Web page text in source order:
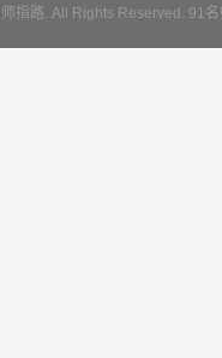
指路. All Rights Reserved. 91